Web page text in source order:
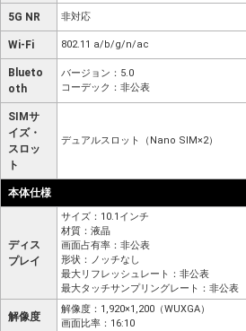
5G NR 非対応
Wi-Fi 802.11 a/b/g/n/ac
Blueto
oth
バージョン：5.0
コーデック：非公表
SIMサ
イズ・
スロッ
ト
デュアルスロット（Nano SIM×2）
本体仕様
ディス
プレイ
サイズ：10.1インチ
材質：液晶
画面占有率：非公表
形状：ノッチなし
最大リフレッシュレート：非公表
最大タッチサンプリングレート：非公表
解像度
解像度：1,920×1,200（WUXGA）
画面比率：16:10